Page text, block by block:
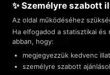
KAPCSOLAT
Üzenet küldése
NET INNOVATION Kft.
3535 Miskolc, Csendes u. 44.
Adószám: 23999743-2-05
✨ Személyre szabott
Az oldal működéséhez
Ha elfogadod a statisztikai
abban, hogy:
megjegyezzük kedvenc
személyre szabott